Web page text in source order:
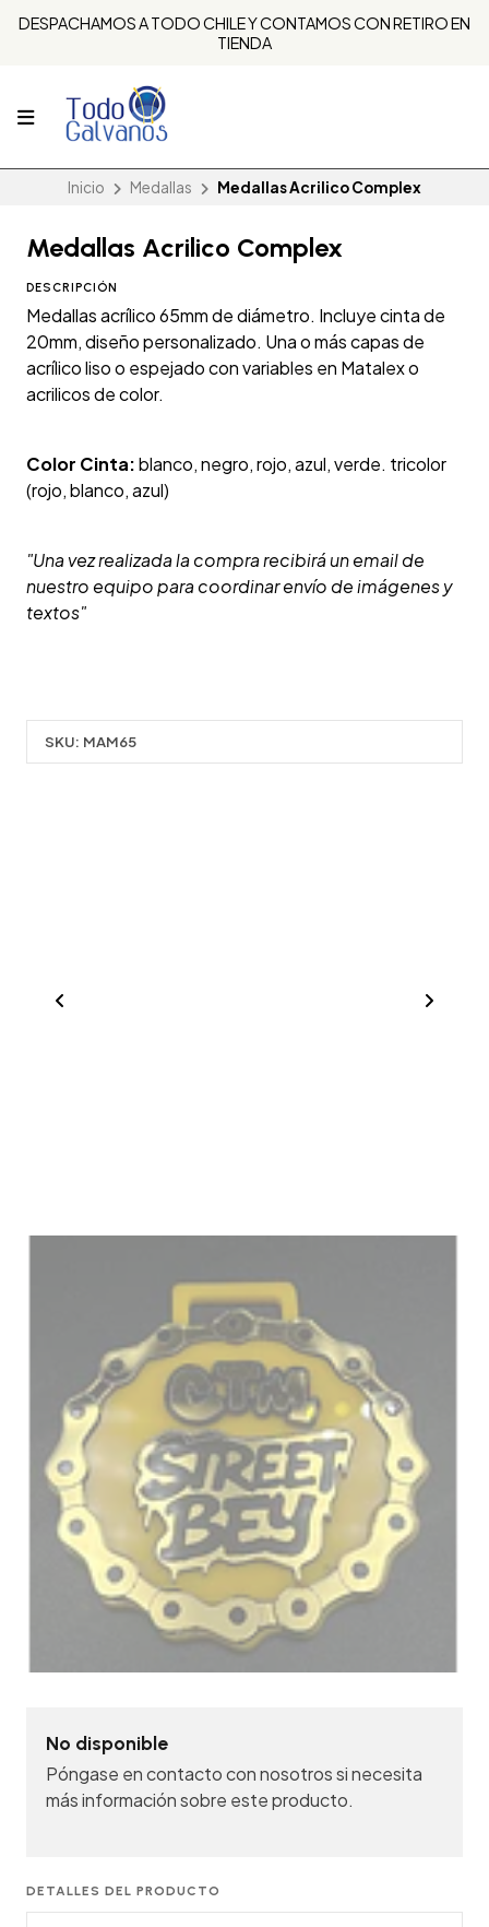
DESPACHAMOS A TODO CHILE Y CONTAMOS CON RETIRO EN
TIENDA
Inicio Medallas Medallas Acrilico Complex
Medallas Acrilico Complex
DESCRIPCIÓN
Medallas acrílico 65mm de diámetro. Incluye cinta de
20mm, diseño personalizado. Una o más capas de
acrílico liso o espejado con variables en Matalex o
acrilicos de color.
Color Cinta:blanco, negro, rojo, azul, verde. tricolor
(rojo, blanco, azul)
"Una vez realizada la compra recibirá un email de
nuestro equipo para coordinar envío de imágenes y
textos"
SKU: MAM65
No disponible
Póngase en contacto con nosotros si necesita
más información sobre este producto.
DETALLES DEL PRODUCTO